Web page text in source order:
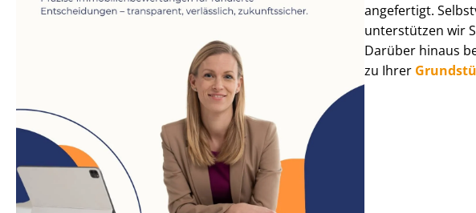
angefertigt.
unterstützen wir
Darüber hinaus
zu Ihrer